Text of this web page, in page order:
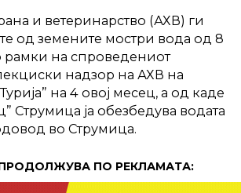
и ветеринарство (АХВ) ги
од земените мостри вода од 8
рамки на спроведениот
надзор на АХВ на
на 4 овој месец, а од каде
Струмица ја обезбедува водата
во Струмица.
ПО РЕКЛАМАТА: